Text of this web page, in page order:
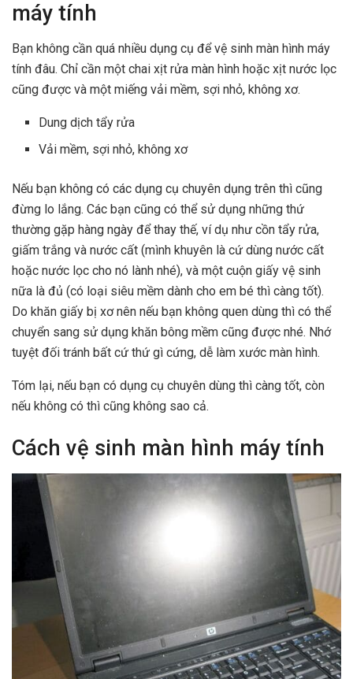
máy tính
Bạn không cần quá nhiều dụng cụ để vệ sinh màn hình máy
tính đâu. Chỉ cần một chai xịt rửa màn hình hoặc xịt nước lọc
cũng được và một miếng vải mềm, sợi nhỏ, không xơ.
Dung dịch tẩy rửa
Vải mềm, sợi nhỏ, không xơ
Nếu bạn không có các dụng cụ chuyên dụng trên thì cũng
đừng lo lắng. Các bạn cũng có thể sử dụng những thứ
thường gặp hàng ngày để thay thế, ví dụ như cồn tẩy rửa,
giấm trắng và nước cất (mình khuyên là cứ dùng nước cất
hoặc nước lọc cho nó lành nhé), và một cuộn giấy vệ sinh
nữa là đủ (có loại siêu mềm dành cho em bé thì càng tốt).
Do khăn giấy bị xơ nên nếu bạn không quen dùng thì có thể
chuyển sang sử dụng khăn bông mềm cũng được nhé. Nhớ
tuyệt đối tránh bất cứ thứ gì cứng, dễ làm xước màn hình.
Tóm lại, nếu bạn có dụng cụ chuyên dùng thì càng tốt, còn
nếu không có thì cũng không sao cả.
Cách vệ sinh màn hình máy tính